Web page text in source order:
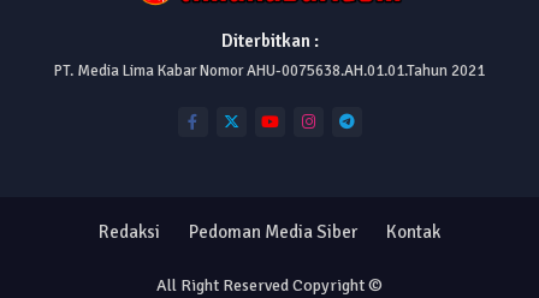
Diterbitkan :
PT. Media Lima Kabar Nomor AHU-0075638.AH.01.01.Tahun 2021
All Right Reserved Copyright ©
Redaksi Pedoman Media Siber Kontak